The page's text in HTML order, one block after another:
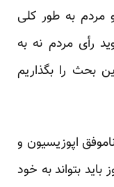
مردم به طور کلی
رأی مردم نه به
بحث را بگذاریم
اپوزیسیون و
بتواند به خود